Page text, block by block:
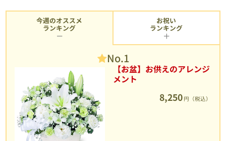
今週のオススメ
ランキング
No.1
【お盆】お供えのアレンジ
メント
8,250 円（税込）
お祝い
ランキング